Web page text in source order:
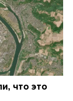
что это